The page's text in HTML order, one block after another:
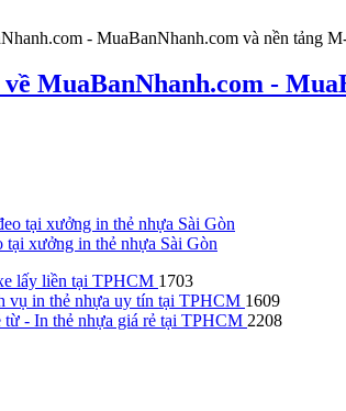
MuaBanNhanh.com -
xưởng in thẻ nhựa Sài Gòn
lấy liền tại TPHCM 1703
vụ in thẻ nhựa uy tín tại TPHCM 1609
từ - In thẻ nhựa giá rẻ tại TPHCM 2208